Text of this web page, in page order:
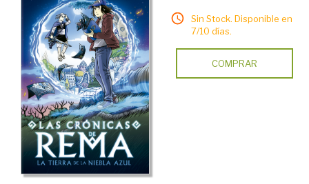
Sin Stock. Disponible en
7/10 días.
COMPRAR